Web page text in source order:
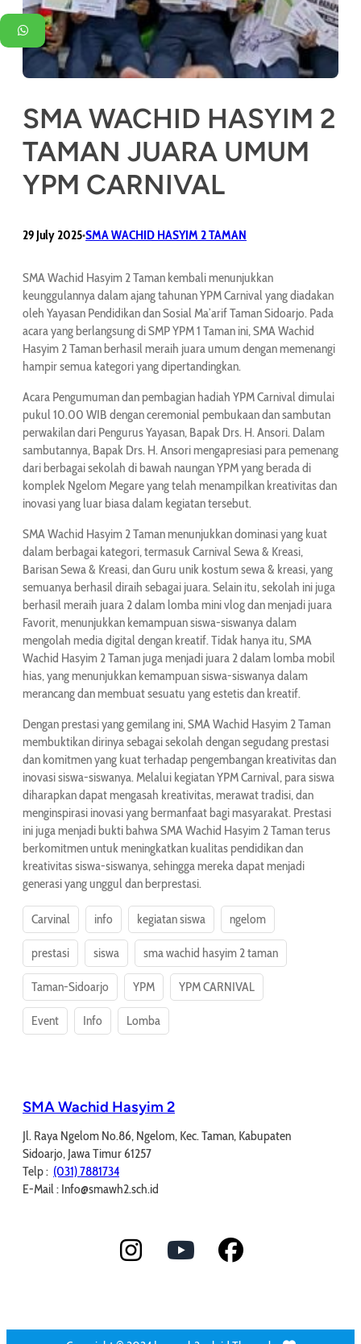
SMA WACHID HASYIM 2
TAMAN JUARA UMUM
YPM CARNIVAL
29 July 2025•SMA WACHID HASYIM 2 TAMAN
SMA Wachid Hasyim 2 Taman kembali menunjukkan
keunggulannya dalam ajang tahunan YPM Carnival yang diadakan
oleh Yayasan Pendidikan dan Sosial Ma’arif Taman Sidoarjo. Pada
acara yang berlangsung di SMP YPM 1 Taman ini, SMA Wachid
Hasyim 2 Taman berhasil meraih juara umum dengan memenangi
hampir semua kategori yang dipertandingkan.
Acara Pengumuman dan pembagian hadiah YPM Carnival dimulai
pukul 10.00 WIB dengan ceremonial pembukaan dan sambutan
perwakilan dari Pengurus Yayasan, Bapak Drs. H. Ansori. Dalam
sambutannya, Bapak Drs. H. Ansori mengapresiasi para pemenang
dari berbagai sekolah di bawah naungan YPM yang berada di
komplek Ngelom Megare yang telah menampilkan kreativitas dan
inovasi yang luar biasa dalam kegiatan tersebut.
SMA Wachid Hasyim 2 Taman menunjukkan dominasi yang kuat
dalam berbagai kategori, termasuk Carnival Sewa & Kreasi,
Barisan Sewa & Kreasi, dan Guru unik kostum sewa & kreasi, yang
semuanya berhasil diraih sebagai juara. Selain itu, sekolah ini juga
berhasil meraih juara 2 dalam lomba mini vlog dan menjadi juara
Favorit, menunjukkan kemampuan siswa-siswanya dalam
mengolah media digital dengan kreatif. Tidak hanya itu, SMA
Wachid Hasyim 2 Taman juga menjadi juara 2 dalam lomba mobil
hias, yang menunjukkan kemampuan siswa-siswanya dalam
merancang dan membuat sesuatu yang estetis dan kreatif.
Dengan prestasi yang gemilang ini, SMA Wachid Hasyim 2 Taman
membuktikan dirinya sebagai sekolah dengan segudang prestasi
dan komitmen yang kuat terhadap pengembangan kreativitas dan
inovasi siswa-siswanya. Melalui kegiatan YPM Carnival, para siswa
diharapkan dapat mengasah kreativitas, merawat tradisi, dan
menginspirasi inovasi yang bermanfaat bagi masyarakat. Prestasi
ini juga menjadi bukti bahwa SMA Wachid Hasyim 2 Taman terus
berkomitmen untuk meningkatkan kualitas pendidikan dan
kreativitas siswa-siswanya, sehingga mereka dapat menjadi
generasi yang unggul dan berprestasi.
Carvinal info kegiatan siswa ngelom
prestasi siswa sma wachid hasyim 2 taman
Taman-Sidoarjo YPM YPM CARNIVAL
Event Info Lomba
WhatsApp
SMA Wachid Hasyim 2
Jl. Raya Ngelom No.86, Ngelom, Kec. Taman, Kabupaten
Sidoarjo, Jawa Timur 61257
Telp : (031) 7881734
E-Mail : Info@smawh2.sch.id